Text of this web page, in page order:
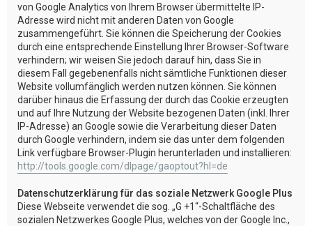
von Google Analytics von Ihrem Browser übermittelte IP-
Adresse wird nicht mit anderen Daten von Google
zusammengeführt. Sie können die Speicherung der Cookies
durch eine entsprechende Einstellung Ihrer Browser-Software
verhindern; wir weisen Sie jedoch darauf hin, dass Sie in
diesem Fall gegebenenfalls nicht sämtliche Funktionen dieser
Website vollumfänglich werden nutzen können. Sie können
darüber hinaus die Erfassung der durch das Cookie erzeugten
und auf Ihre Nutzung der Website bezogenen Daten (inkl. Ihrer
IP-Adresse) an Google sowie die Verarbeitung dieser Daten
durch Google verhindern, indem sie das unter dem folgenden
Link verfügbare Browser-Plugin herunterladen und installieren:
http://tools.google.com/dlpage/gaoptout?hl=de
Datenschutzerklärung für das soziale Netzwerk Google Plus
Diese Webseite verwendet die sog. „G +1“-Schaltfläche des
sozialen Netzwerkes Google Plus, welches von der Google Inc.,